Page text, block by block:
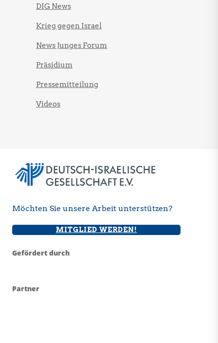
DIG News
Krieg gegen Israel
News Junges Forum
Präsidium
Pressemitteilung
Videos
Möchten Sie unsere Arbeit unterstützen?
MITGLIED WERDEN!
Gefördert durch
Partner